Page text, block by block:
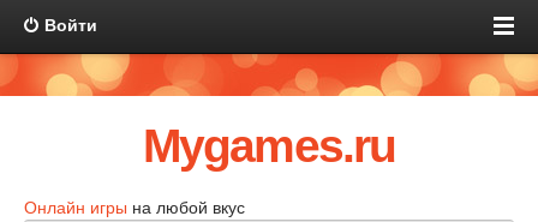
Войти
Mygames.ru
Онлайн игры на любой вкус